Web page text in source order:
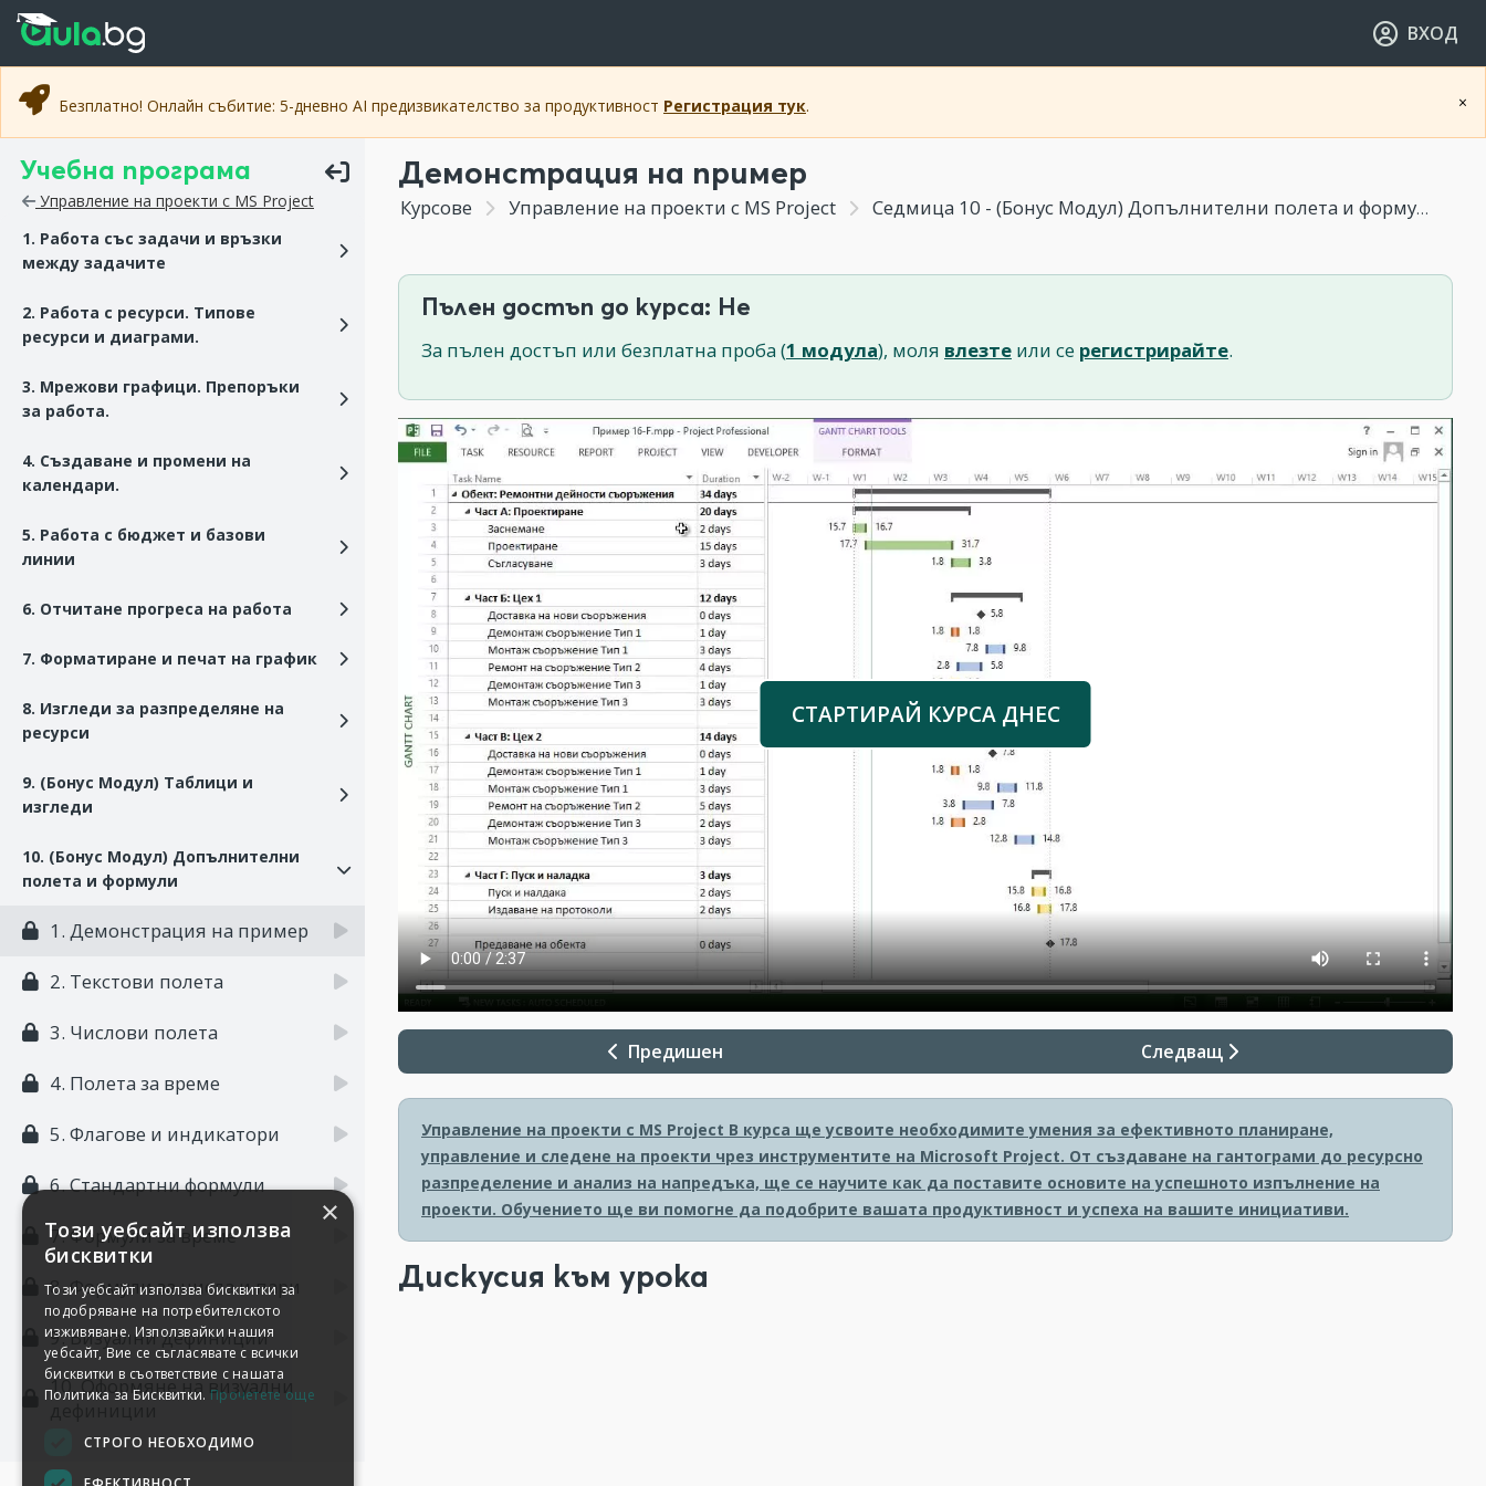
Прескочи към основното съдържание
Прескочи към навигацията
ВХОД
×
Безплатно! Онлайн събитие: 5-дневно AI предизвикателство за продуктивност Регистрация тук.
Учебна програма
Управление на проекти с MS Project
1. Работа със задачи и връзки
между задачите
2. Работа с ресурси. Типове
ресурси и диаграми.
3. Мрежови графици. Препоръки
за работа.
4. Създаване и промени на
календари.
5. Работа с бюджет и базови
линии
6. Отчитане прогреса на работа
7. Форматиране и печат на график
8. Изгледи за разпределяне на
ресурси
9. (Бонус Модул) Таблици и
изгледи
10. (Бонус Модул) Допълнителни
полета и формули
1. Демонстрация на пример
2. Текстови полета
3. Числови полета
4. Полета за време
5. Флагове и индикатори
6. Стандартни формули
7. Формули за време
8. Формули за числа и пари
9. Визуални дефиниции
10. Оформяне на визуални
Демонстрация на пример
Курсове Управление на проекти с MS Project Седмица 10 - (Бонус Модул) Допълнителни полета и формули
Пълен достъп до курса: Не
За пълен достъп или безплатна проба (1 модула), моля влезте или се регистрирайте.
СТАРТИРАЙ КУРСА ДНЕС
Предишен Следващ
Управление на проекти с MS Project В курса ще усвоите необходимите умения за ефективното планиране,
управление и следене на проекти чрез инструментите на Microsoft Project. От създаване на гантограми до ресурсно
разпределение и анализ на напредъка, ще се научите как да поставите основите на успешното изпълнение на
проекти. Обучението ще ви помогне да подобрите вашата продуктивност и успеха на вашите инициативи.
Дискусия към урока
×
Този уебсайт използва
бисквитки
Този уебсайт използва бисквитки за
подобряване на потребителското
изживяване. Използвайки нашия
уебсайт, Вие се съгласявате с всички
бисквитки в съответствие с нашата
Политика за Бисквитки. Прочетете още
СТРОГО НЕОБХОДИМО